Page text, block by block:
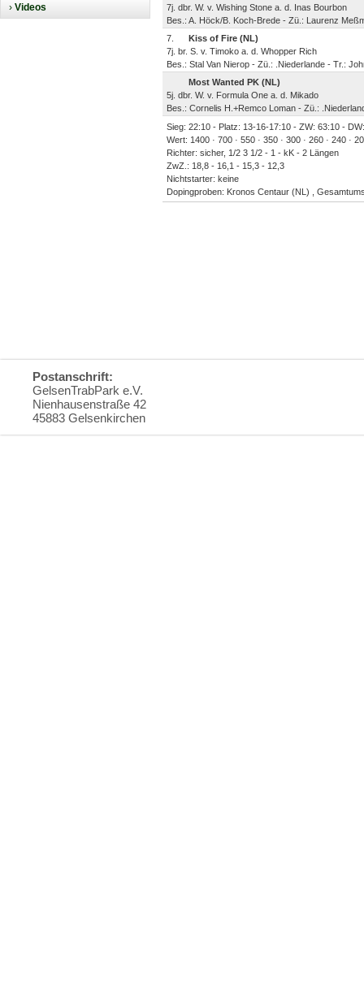
› Videos
7j. dbr. W. v. Wishing Stone a. d. Inas Bourbon
Bes.: A. Höck/B. Koch-Brede - Zü.: Laurenz
7.
Kiss of Fire (NL)
7j. br. S. v. Timoko a. d. Whopper Rich
Bes.: Stal Van Nierop - Zü.: .Niederlande - Tr.:
Most Wanted PK (NL)
5j. dbr. W. v. Formula One a. d. Mikado
Bes.: Cornelis H.+Remco Loman - Zü.:
Sieg: 22:10 - Platz: 13-16-17:10 - ZW: 63:10 -
Wert: 1400 · 700 · 550 · 350 · 300 · 260 · 240 ·
Richter: sicher, 1/2 3 1/2 - 1 - kK - 2 Längen
ZwZ.: 18,8 - 16,1 - 15,3 - 12,3
Nichtstarter: keine
Dopingproben: Kronos Centaur (NL) ,
Postanschrift:
GelsenTrabPark e.V.
Nienhausenstraße 42
45883 Gelsenkirchen